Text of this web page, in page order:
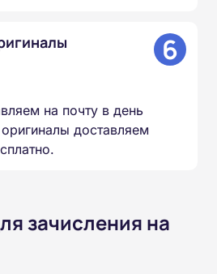
6
на почту в день
доставляем
зачисления на